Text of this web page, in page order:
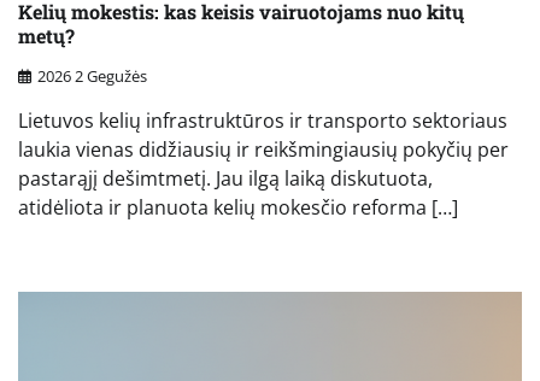
Kelių mokestis: kas keisis vairuotojams nuo kitų
metų?
2026 2 Gegužės
Lietuvos kelių infrastruktūros ir transporto sektoriaus
laukia vienas didžiausių ir reikšmingiausių pokyčių per
pastarąjį dešimtmetį. Jau ilgą laiką diskutuota,
atidėliota ir planuota kelių mokesčio reforma […]